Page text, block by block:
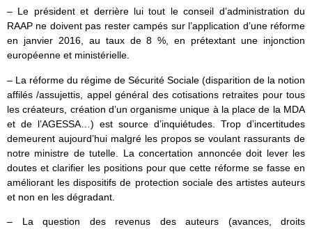
– Le président et derrière lui tout le conseil d’administration du
RAAP ne doivent pas rester campés sur l’application d’une réforme
en janvier 2016, au taux de 8 %, en prétextant une injonction
européenne et ministérielle.
– La réforme du régime de Sécurité Sociale (disparition de la notion
affilés /assujettis, appel général des cotisations retraites pour tous
les créateurs, création d’un organisme unique à la place de la MDA
et de l’AGESSA…) est source d’inquiétudes. Trop d’incertitudes
demeurent aujourd’hui malgré les propos se voulant rassurants de
notre ministre de tutelle. La concertation annoncée doit lever les
doutes et clarifier les positions pour que cette réforme se fasse en
améliorant les dispositifs de protection sociale des artistes auteurs
et non en les dégradant.
– La question des revenus des auteurs (avances, droits